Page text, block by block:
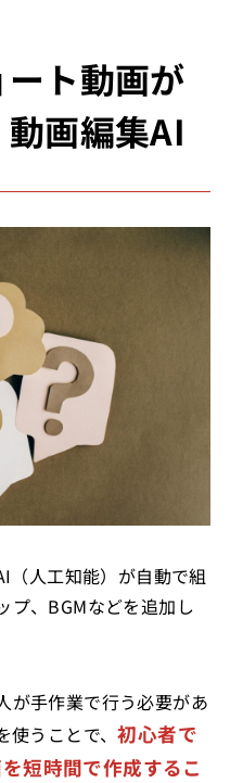
ト動画が
画編集AI
（人工知能）が自動で組
プ、BGMなどを追加し
が手作業で行う必要があ
使うことで、初心者で
短時間で作成するこ